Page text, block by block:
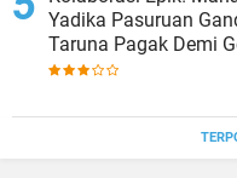
Yadika Pasuruan
Taruna Pagak Demi